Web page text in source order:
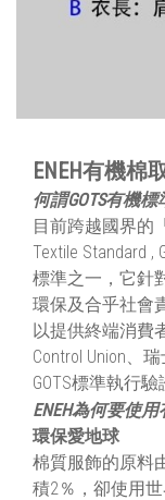
ENEH有機棉
何謂GOTS有機
目前跨越國界的
Textile Standard
標準之一，它針
環保及合乎社會
以提供終端消費
Control Union、
GOTS標準執行驗
ENEH為何要使
環保愛地球
棉質服飾的原料
積2％，卻使用